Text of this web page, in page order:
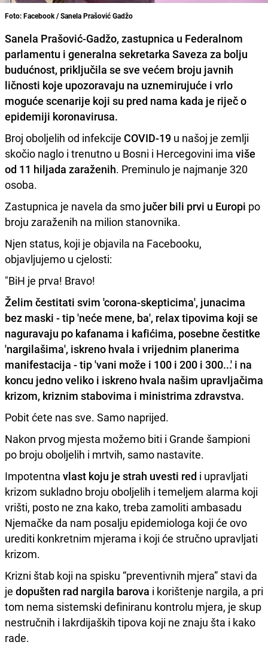
Foto: Facebook / Sanela Prašović Gadžo
Sanela Prašović-Gadžo, zastupnica u Federalnom
parlamentu i generalna sekretarka Saveza za bolju
budućnost, priključila se sve većem broju javnih
ličnosti koje upozoravaju na uznemirujuće i vrlo
moguće scenarije koji su pred nama kada je riječ o
epidemiji koronavirusa.
Broj oboljelih od infekcije COVID-19 u našoj je zemlji
skočio naglo i trenutno u Bosni i Hercegovini ima više
od 11 hiljada zaraženih. Preminulo je najmanje 320
osoba.
Zastupnica je navela da smo jučer bili prvi u Europi po
broju zaraženih na milion stanovnika.
Njen status, koji je objavila na Facebooku,
objavljujemo u cjelosti:
"BiH je prva! Bravo!
Želim čestitati svim 'corona-skepticima', junacima
bez maski - tip 'neće mene, ba', relax tipovima koji se
naguravaju po kafanama i kafićima, posebne čestitke
'nargilašima', iskreno hvala i vrijednim planerima
manifestacija - tip 'vani može i 100 i 200 i 300...' i na
koncu jedno veliko i iskreno hvala našim upravljačima
krizom, kriznim stabovima i ministrima zdravstva.
Pobit ćete nas sve. Samo naprijed.
Nakon prvog mjesta možemo biti i Grande šampioni
po broju oboljelih i mrtvih, samo nastavite.
Impotentna vlast koju je strah uvesti red i upravljati
krizom sukladno broju oboljelih i temeljem alarma koji
vrišti, posto ne zna kako, treba zamoliti ambasadu
Njemačke da nam posalju epidemiologa koji će ovo
urediti konkretnim mjerama i koji će stručno upravljati
krizom.
Krizni štab koji na spisku “preventivnih mjera” stavi da
je dopušten rad nargila barova i korištenje nargila, a pri
tom nema sistemski definiranu kontrolu mjera, je skup
nestručnih i lakrdijaških tipova koji ne znaju šta i kako
rade.